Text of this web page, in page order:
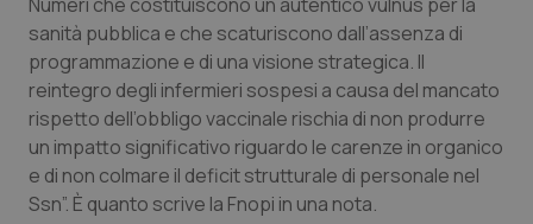
Basilicata
Calabria
Campania
Artrite & artrosi
Asma & BPCO
Car-T
QS Club Newsletter
sanità pubblica e che scaturiscono dall’assenza di
programmazione e di una visione strategica. Il
reintegro degli infermieri sospesi a causa del mancato
rispetto dell’obbligo vaccinale rischia di non produrre
un impatto significativo riguardo le carenze in organico
e di non colmare il deficit strutturale di personale nel
Ssn”. È quanto scrive la Fnopi in una nota.